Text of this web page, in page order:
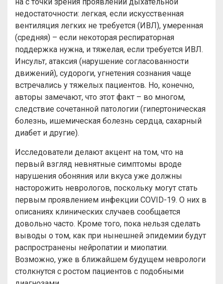
недостаточности: легкая, если искусственная
вентиляция легких не требуется (ИВЛ), умеренная
(средняя) – если некоторая респираторная
поддержка нужна, и тяжелая, если требуется ИВЛ.
Инсульт, атаксия (нарушение согласованности
движений), судороги, угнетения сознания чаще
встречались у тяжелых пациентов. Но, конечно,
авторы замечают, что этот факт – во многом,
следствие сочетанной патологии (гипертоническая
болезнь, ишемическая болезнь сердца, сахарный
диабет и другие).
Исследователи делают акцент на том, что на
первый взгляд невнятные симптомы вроде
нарушения обоняния или вкуса уже должны
насторожить неврологов, поскольку могут стать
первым проявлением инфекции COVID-19. О них в
описаниях клинических случаев сообщается
довольно часто. Кроме того, пока нельзя сделать
выводы о том, как при нынешней эпидемии будут
распространены нейропатии и миопатии.
Возможно, уже в ближайшем будущем неврологи
столкнутся с ростом пациентов с подобными